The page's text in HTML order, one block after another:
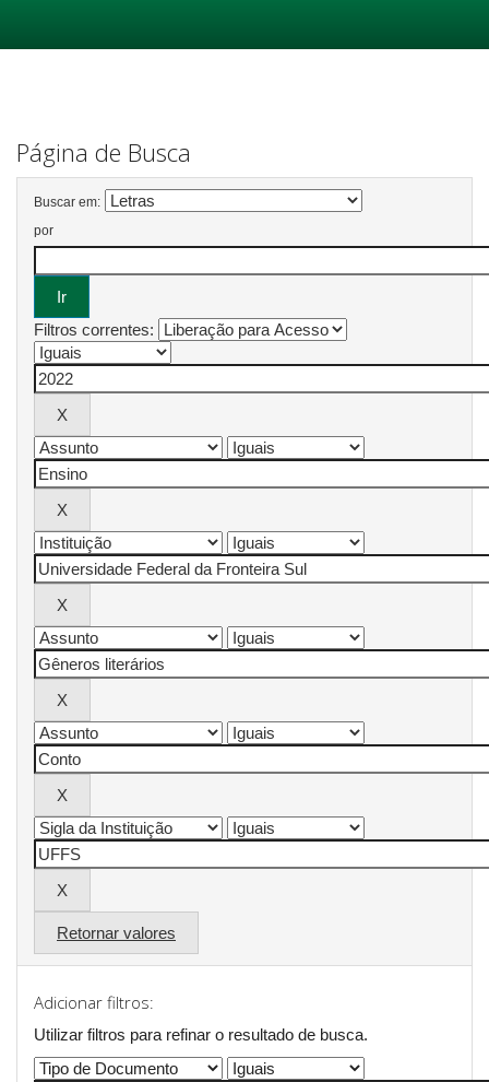
Página de Busca
Buscar em:
por
Filtros correntes:
Retornar valores
Adicionar filtros:
Utilizar filtros para refinar o resultado de busca.